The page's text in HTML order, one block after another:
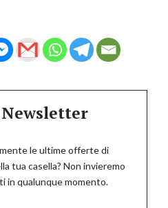
le ultime offerte di
tua casella? Non invieremo
in qualunque momento.